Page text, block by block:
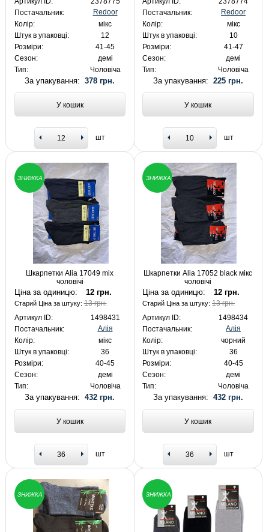
Постачальник:
Redoor
Колір:
мікс
Штук в упаковці:
12
Розміри:
41-45
Сезон:
демі
Тип:
Чоловіча
За упакування:378 грн.
У кошик
шт
Постачальник:
Redoor
Колір:
мікс
Штук в упаковці:
10
Розміри:
41-47
Сезон:
демі
Тип:
Чоловіча
За упакування: 225 грн.
У кошик
шт
ЗНИЖКА
Шкарпетки Alia 17049 mix
чоловічі
Ціна за одиницю: 12 грн.
Старий Ціна за штуку:13 грн.
Артикул ID:
1498431
Постачальник:
Алія
Колір:
мікс
Штук в упаковці:
36
Розміри:
40-45
Сезон:
демі
Тип:
Чоловіча
За упакування:432 грн.
У кошик
шт
ЗНИЖКА
Шкарпетки Alia 17052 black мікс
чоловічі
Ціна за одиницю: 12 грн.
Старий Ціна за штуку:13 грн.
Артикул ID:
1498434
Постачальник:
Алія
Колір:
чорний
Штук в упаковці:
36
Розміри:
40-45
Сезон:
демі
Тип:
Чоловіча
За упакування: 432 грн.
У кошик
шт
ЗНИЖКА ЗНИЖКА